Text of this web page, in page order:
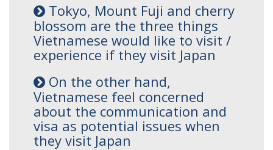
Tokyo, Mount Fuji and cherry
blossom are the three things
Vietnamese would like to visit /
experience if they visit Japan
On the other hand,
Vietnamese feel concerned
about the communication and
visa as potential issues when
they visit Japan